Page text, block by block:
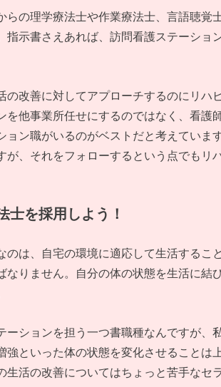
らの理学療法士や作業療法士、言語聴覚
指示書さえあれば、訪問看護ステーショ
の改善に対してアプローチするのにリハ
を他事業所任せにするのではなく、看護
ョン職がいるのがベストだと考えていま
が、それをフォローするという点でもリ
士を採用しよう！
のは、自宅の環境に適応して生活するこ
なりません。自分の体の状態を生活に結
ーションを担う一つ書職種なんですが、
強といった体の状態を変化させることは
生活の改善についてはちょっと苦手なセ